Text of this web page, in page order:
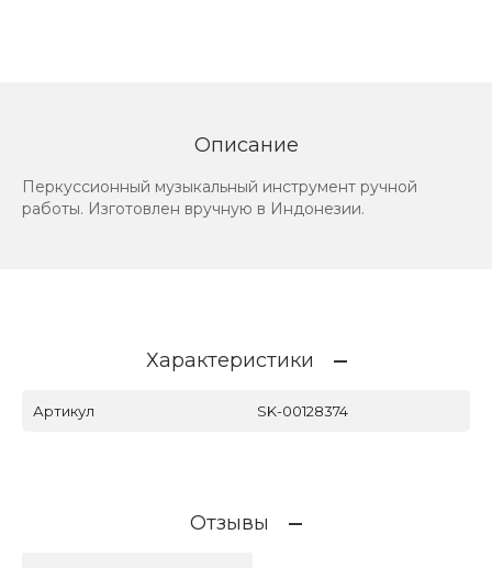
Описание
Перкуссионный музыкальный инструмент ручной
работы. Изготовлен вручную в Индонезии.
Характеристики
Артикул SK-00128374
Отзывы